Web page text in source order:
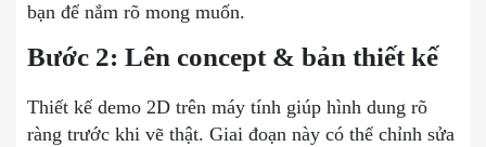
bạn để nắm rõ mong muốn.
Bước 2: Lên concept & bản thiết kế
Thiết kế demo 2D trên máy tính giúp hình dung rõ
ràng trước khi vẽ thật. Giai đoạn này có thể chỉnh sửa